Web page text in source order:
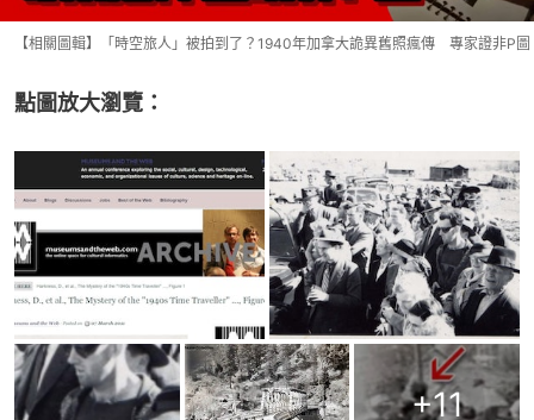
【相關圖輯】「時空旅人」被拍到了？1940年加拿大詭異舊照瘋傳 專家證非P圖
點圖放大瀏覽：
+11